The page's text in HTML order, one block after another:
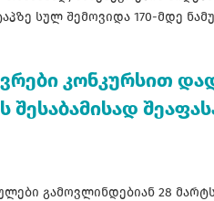
სულ შემოვიდა 170-მდე
კონკურსით
შესაბამისად
გამოვლინდებიან 28